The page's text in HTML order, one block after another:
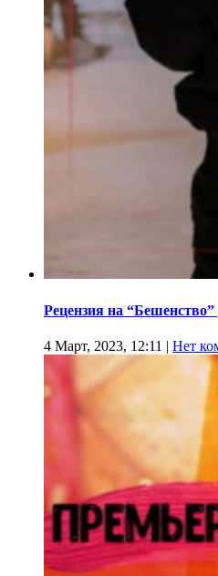
Рецензия на
4 Март, 2023, 12:11 | Нет